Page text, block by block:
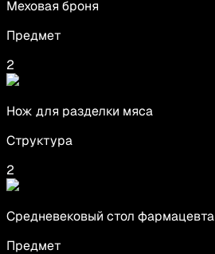
Меховая броня
Предмет
2
Нож для разделки мяса
Структура
2
Средневековый стол фармацевта
Предмет